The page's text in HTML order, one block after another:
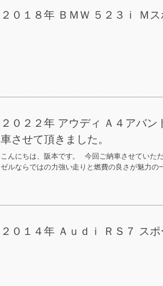
２０１８年 ＢＭＷ ５２３ｉ
２０２２年 アウディ Ａ４アバ
車させて頂きました。
こんにちは、阪本です。 今回ご納車させてい
ゼルならではの力強い走りと燃費の良さが魅力の
２０１４年 Ａｕｄｉ ＲＳ７